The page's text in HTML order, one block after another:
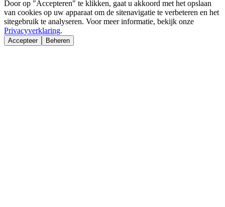
Door op "Accepteren" te klikken, gaat u akkoord met het opslaan
van cookies op uw apparaat om de sitenavigatie te verbeteren en het
sitegebruik te analyseren. Voor meer informatie, bekijk onze
Privacyverklaring.
Accepteer Beheren